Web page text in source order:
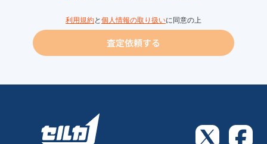
利用規約と 個人情報の取り扱いに同意の上
査定依頼する